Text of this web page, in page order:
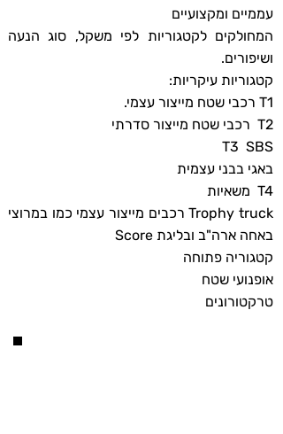
עממיים ומקצועיים
המחולקים לקטגוריות לפי משקל, סוג הנעה
ושיפורים.
קטגוריות עיקריות:
T1 רכבי שטח מייצור עצמי.
T2 רכבי שטח מייצור סדרתי
T3 SBS
באגי בבני עצמית
T4 משאיות
Trophy truck רכבים מייצור עצמי כמו במרוצי
באחה ארה"ב ובליגת Score
קטגוריה פתוחה
אופנועי שטח
טרקטורונים